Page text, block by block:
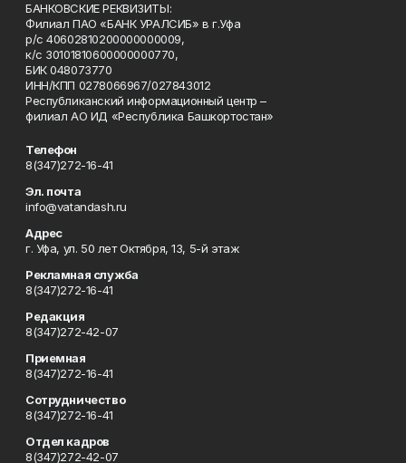
БАНКОВСКИЕ РЕКВИЗИТЫ:
Филиал ПАО «БАНК УРАЛСИБ» в г.Уфа
р/с 40602810200000000009,
к/с 30101810600000000770,
БИК 048073770
ИНН/КПП 0278066967/027843012
Республиканский информационный центр –
филиал АО ИД «Республика Башкортостан»
Телефон
8(347)272-16-41
Эл. почта
info@vatandash.ru
Адрес
г. Уфа, ул. 50 лет Октября, 13, 5-й этаж
Рекламная служба
8(347)272-16-41
Редакция
8(347)272-42-07
Приемная
8(347)272-16-41
Сотрудничество
8(347)272-16-41
Отдел кадров
8(347)272-42-07